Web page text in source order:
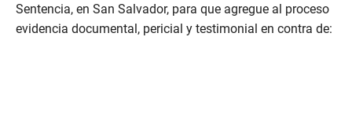
Sentencia, en San Salvador, para que agregue al proceso
evidencia documental, pericial y testimonial en contra de: